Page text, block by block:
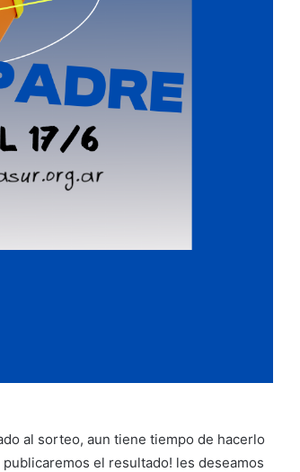
al sorteo, aun tiene tiempo de hacerlo
publicaremos el resultado! les deseamos